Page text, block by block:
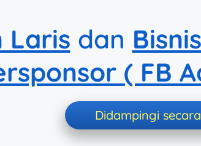
Laris dan
( FB
Didampingi